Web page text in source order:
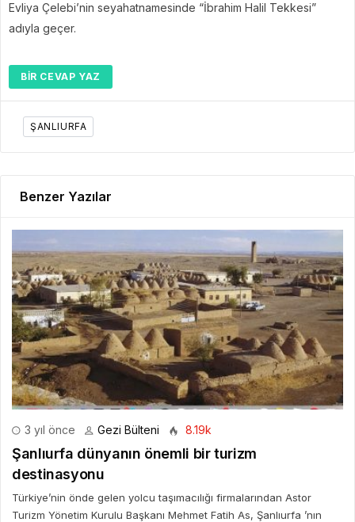
Evliya Çelebi’nin seyahatnamesinde “İbrahim Halil Tekkesi”
adıyla geçer.
BIR CEVAP YAZ
ŞANLIURFA
Benzer Yazılar
3 yıl önce Gezi Bülteni 8.19k
Şanlıurfa dünyanın önemli bir turizm
destinasyonu
Türkiye’nin önde gelen yolcu taşımacılığı firmalarından Astor
Turizm Yönetim Kurulu Başkanı Mehmet Fatih As, Şanlıurfa ’nın